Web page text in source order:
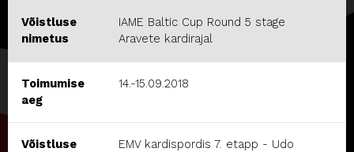
Võistluse
nimetus
IAME Baltic Cup Round 5 stage
Aravete kardirajal
Toimumise
aeg
14.-15.09.2018
Võistluse
EMV kardispordis 7. etapp - Udo